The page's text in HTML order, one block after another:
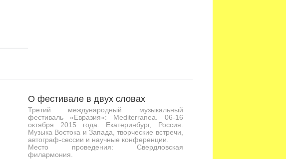
О фестивале в двух словах
Третий международный музыкальный
фестиваль «Евразия»: Mediterranea. 06-16
октября 2015 года. Екатеринбург, Россия.
Музыка Востока и Запада, творческие встречи,
автограф-сессии и научные конференции.
Место проведения: Свердловская
филармония.